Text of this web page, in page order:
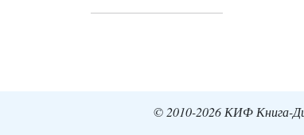
© 2010-2026 КИФ Книга-